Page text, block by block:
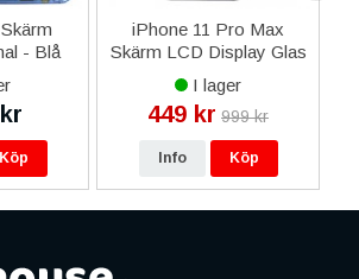
- Blå
Köp
iPhone 11 Pro Max
Skärm LCD Display Glas
- Livstidsgaranti
I lager
449 kr 999 kr
Info Köp